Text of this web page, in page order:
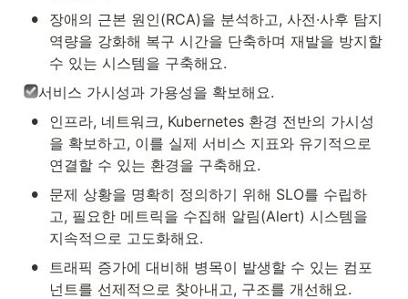
•
장애의 근본 원인(RCA)을 분석하고, 사전·사후 탐지
역량을 강화해 복구 시간을 단축하며 재발을 방지할
수 있는 시스템을 구축해요.
서비스 가시성과 가용성을 확보해요.
•
인프라, 네트워크, Kubernetes 환경 전반의 가시성
을 확보하고, 이를 실제 서비스 지표와 유기적으로
연결할 수 있는 환경을 구축해요.
•
문제 상황을 명확히 정의하기 위해 SLO를 수립하
고, 필요한 메트릭을 수집해 알림(Alert) 시스템을
지속적으로 고도화해요.
•
트래픽 증가에 대비해 병목이 발생할 수 있는 컴포
넌트를 선제적으로 찾아내고, 구조를 개선해요.